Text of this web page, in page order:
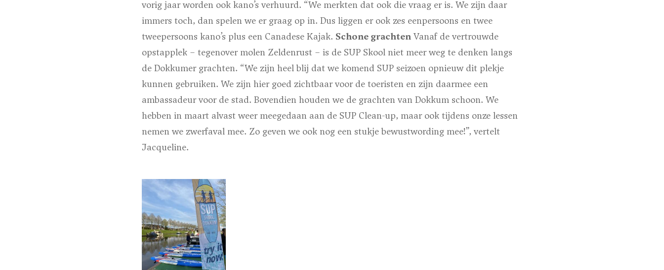
vorig jaar worden ook kano’s verhuurd. “We merkten dat ook die vraag er is. We zijn daar
immers toch, dan spelen we er graag op in. Dus liggen er ook zes eenpersoons en twee
tweepersoons kano’s plus een Canadese Kajak. Schone grachten Vanaf de vertrouwde
opstapplek – tegenover molen Zeldenrust – is de SUP Skool niet meer weg te denken langs
de Dokkumer grachten. “We zijn heel blij dat we komend SUP seizoen opnieuw dit plekje
kunnen gebruiken. We zijn hier goed zichtbaar voor de toeristen en zijn daarmee een
ambassadeur voor de stad. Bovendien houden we de grachten van Dokkum schoon. We
hebben in maart alvast weer meegedaan aan de SUP Clean-up, maar ook tijdens onze lessen
nemen we zwerfaval mee. Zo geven we ook nog een stukje bewustwording mee!”, vertelt
Jacqueline.